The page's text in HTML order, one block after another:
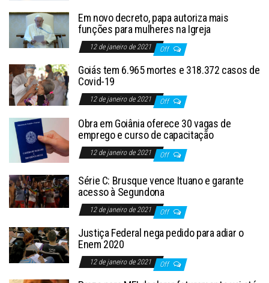
Em novo decreto, papa autoriza mais
funções para mulheres na Igreja
12 de janeiro de 2021 Off
Goiás tem 6.965 mortes e 318.372 casos de
Covid-19
12 de janeiro de 2021 Off
Obra em Goiânia oferece 30 vagas de
emprego e curso de capacitação
12 de janeiro de 2021 Off
Série C: Brusque vence Ituano e garante
acesso à Segundona
12 de janeiro de 2021 Off
Justiça Federal nega pedido para adiar o
Enem 2020
12 de janeiro de 2021 Off